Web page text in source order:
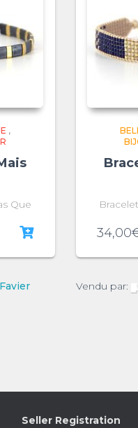
,
Que
34,00
Vendu par:
Seller Registration